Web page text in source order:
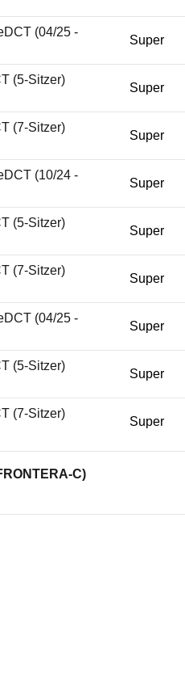
(04/25 -
Super
(5-Sitzer)
Super
(7-Sitzer)
Super
(10/24 -
Super
(5-Sitzer)
Super
(7-Sitzer)
Super
(04/25 -
Super
(5-Sitzer)
Super
(7-Sitzer)
Super
C)